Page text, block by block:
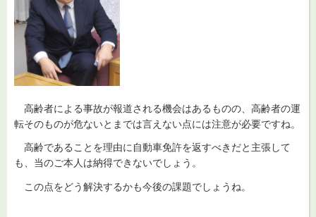
高齢者による事故が報道される機会はあるものの、高齢者の運
転そのものが危ないとまでは言えない点には注意が必要ですね。
高齢であることを理由に自動車免許を返すべきだと主張して
も、当のご本人は納得できないでしょう。
この点をどう解決するかも今後の課題でしょうね。